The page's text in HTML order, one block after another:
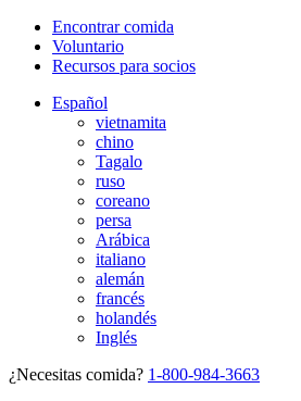
Encontrar comida
Voluntario
Recursos para socios
Español
vietnamita
chino
Tagalo
ruso
coreano
persa
Arábica
italiano
alemán
francés
holandés
Inglés
¿Necesitas comida? 1-800-984-3663